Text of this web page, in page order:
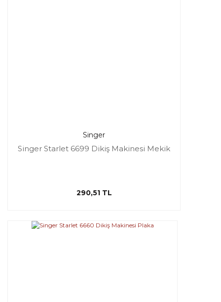
Singer
Singer Starlet 6699 Dikiş Makinesi Mekik
290,51 TL